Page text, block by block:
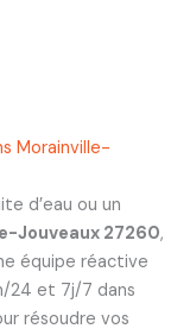
Morainville-
d’eau ou un
Jouveaux 27260,
équipe réactive
24 et 7j/7 dans
résoudre vos